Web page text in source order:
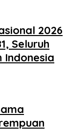
2026
Seluruh
Indonesia